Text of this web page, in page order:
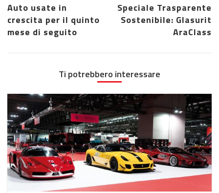
Auto usate in
crescita per il quinto
mese di seguito
Speciale Trasparente
Sostenibile: Glasurit
AraClass
Ti potrebbero interessare